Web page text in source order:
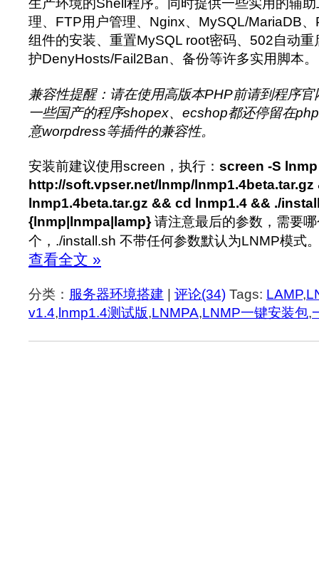
生产环境的Shell程序。同时提供一些实用的辅
理、FTP用户管理、Nginx、MySQL/MariaDB
组件的安装、重置MySQL root密码、502自动
护DenyHosts/Fail2Ban、备份等许多实用脚本。
兼容性提醒：请在使用高版本PHP前请到程序
一些国产的程序shopex、ecshop都还停留在
意worpdress等插件的兼容性。
安装前建议使用screen，执行： screen -S lnmp
http://soft.vpser.net/lnmp/lnmp1.4beta.tar.gz
lnmp1.4beta.tar.gz && cd lnmp1.4 && ./
{lnmp|lnmpa|lamp}请注意最后的参数，需要
个，./install.sh 不带任何参数默认为LNMP模式
查看全文 »
分类： 服务器环境搭建 评论(34) Tags: LAMP,
v1.4, lnmp1.4测试版,LNMPA,LNMP一键安装包,